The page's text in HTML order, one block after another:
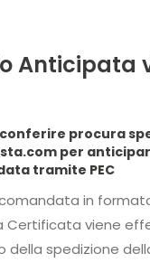
Anticipata
procura
copia digitale
tramite PEC
in formato
Certificata viene